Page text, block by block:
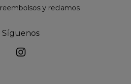
y reclamos
Síguenos